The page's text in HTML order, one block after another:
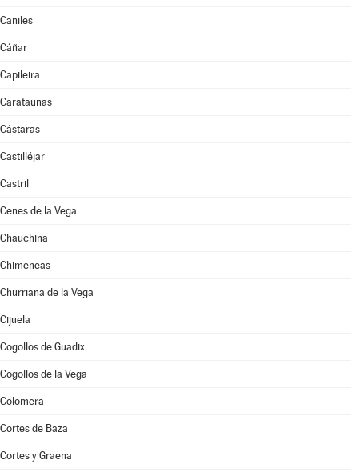
Caniles
Cáñar
Capileira
Carataunas
Cástaras
Castilléjar
Castril
Cenes de la Vega
Chauchina
Chimeneas
Churriana de la Vega
Cijuela
Cogollos de Guadix
Cogollos de la Vega
Colomera
Cortes de Baza
Cortes y Graena